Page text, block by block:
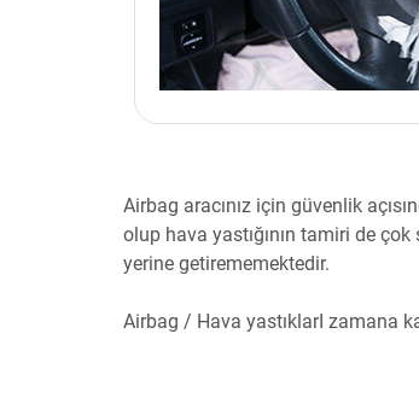
Airbag aracınız için güvenlik
olup hava yastığının tamiri de
yerine getirememektedir.
Airbag / Hava yastıklarI zamana